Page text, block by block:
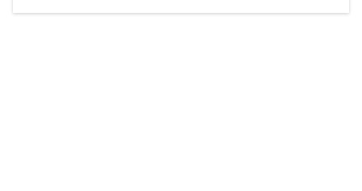
Der Weinbau dominert heute nicht mehr, ist aber integrativer